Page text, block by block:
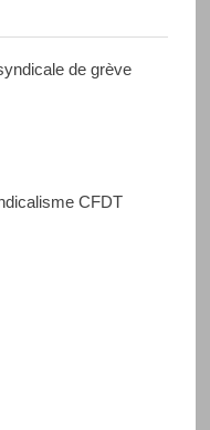
de grève
CFDT